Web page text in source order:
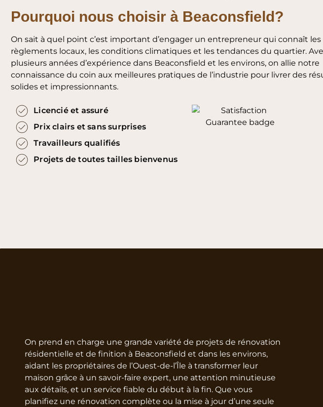
Pourquoi nous choisir à Beaconsfield?
On sait à quel point c’est important d’engager un entrepreneur qui connaît les
règlements locaux, les conditions climatiques et les tendances du quartier.
plusieurs années d’expérience dans Beaconsfield et les environs, on allie notre
connaissance du coin aux meilleures pratiques de l’industrie pour livrer des
solides et impressionnants.
Licencié et assuré
Prix clairs et sans surprises
Travailleurs qualifiés
Projets de toutes tailles bienvenus
On prend en charge une grande variété de projets de rénovation
résidentielle et de finition à Beaconsfield et dans les environs,
aidant les propriétaires de l’Ouest-de-l’Île à transformer leur
maison grâce à un savoir-faire expert, une attention minutieuse
aux détails, et un service fiable du début à la fin. Que vous
planifiez une rénovation complète ou la mise à jour d’une seule